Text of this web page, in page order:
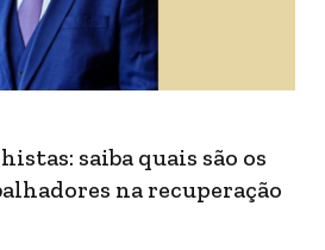
saiba quais são os
na recuperação